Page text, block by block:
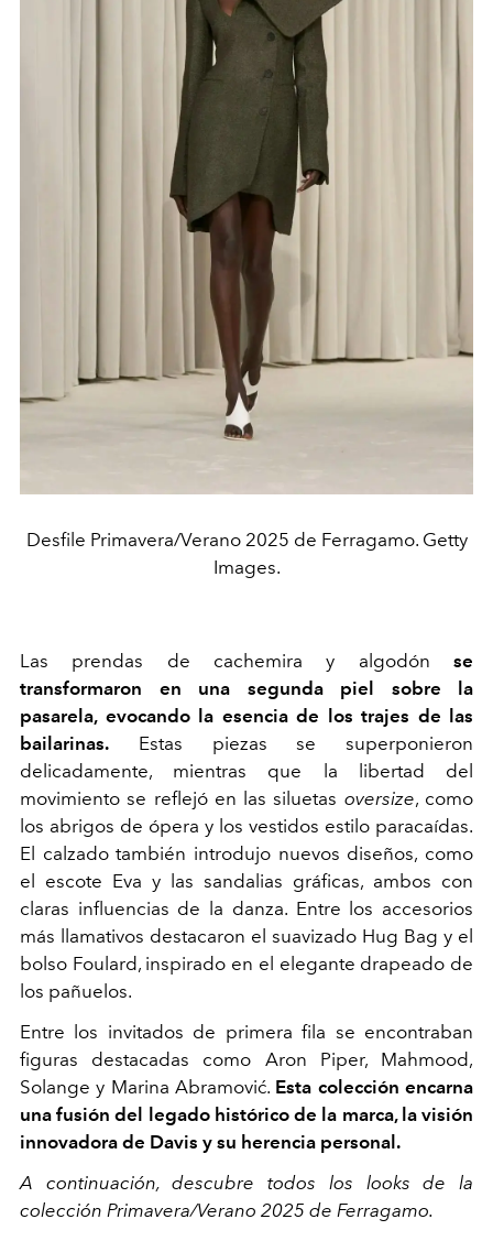
Desfile Primavera/Verano 2025 de Ferragamo. Getty
Images.
Las prendas de cachemira y algodón se
transformaron en una segunda piel sobre la
pasarela, evocando la esencia de los trajes de las
bailarinas. Estas piezas se superponieron
delicadamente, mientras que la libertad del
movimiento se reflejó en las siluetas oversize, como
los abrigos de ópera y los vestidos estilo paracaídas.
El calzado también introdujo nuevos diseños, como
el escote Eva y las sandalias gráficas, ambos con
claras influencias de la danza. Entre los accesorios
más llamativos destacaron el suavizado Hug Bag y el
bolso Foulard, inspirado en el elegante drapeado de
los pañuelos.
Entre los invitados de primera fila se encontraban
figuras destacadas como Aron Piper, Mahmood,
Solange y Marina Abramović. Esta colección encarna
una fusión del legado histórico de la marca, la visión
innovadora de Davis y su herencia personal.
A continuación, descubre todos los looks de la
colección Primavera/Verano 2025 de Ferragamo.